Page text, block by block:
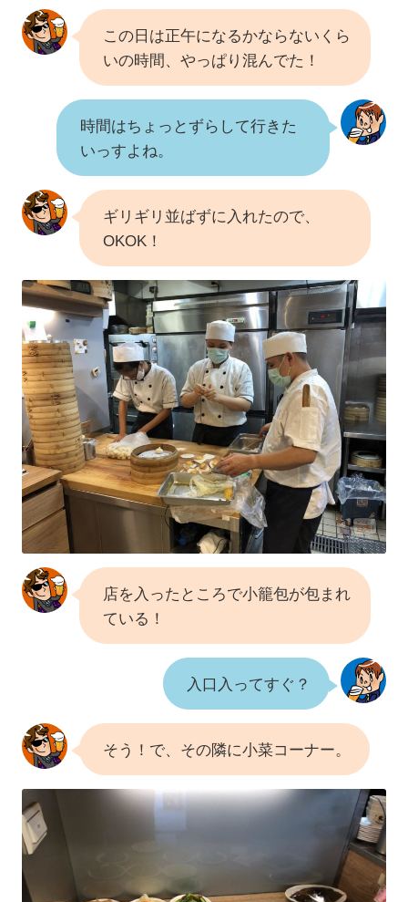
この日は正午になるかならないくら
いの時間、やっぱり混んでた！
時間はちょっとずらして行きた
いっすよね。
ギリギリ並ばずに入れたので、
OKOK！
店を入ったところで小籠包が包まれ
ている！
入口入ってすぐ？
そう！で、その隣に小菜コーナー。